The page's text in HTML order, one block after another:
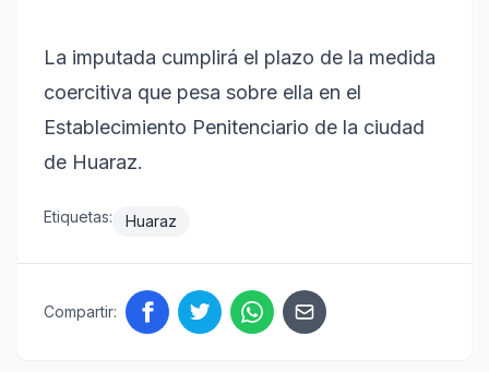
La imputada cumplirá el plazo de la medida
coercitiva que pesa sobre ella en el
Establecimiento Penitenciario de la ciudad
de Huaraz.
Etiquetas: Huaraz
Compartir: